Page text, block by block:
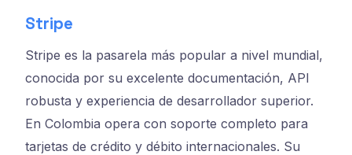
Stripe
Stripe es la pasarela más popular a nivel mundial,
conocida por su excelente documentación, API
robusta y experiencia de desarrollador superior.
En Colombia opera con soporte completo para
tarjetas de crédito y débito internacionales. Su